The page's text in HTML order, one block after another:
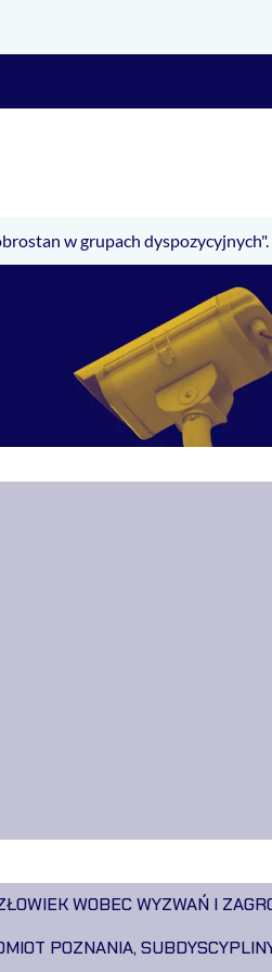
w grupach
WOBEC WYZWAŃ I
POZNANIA,